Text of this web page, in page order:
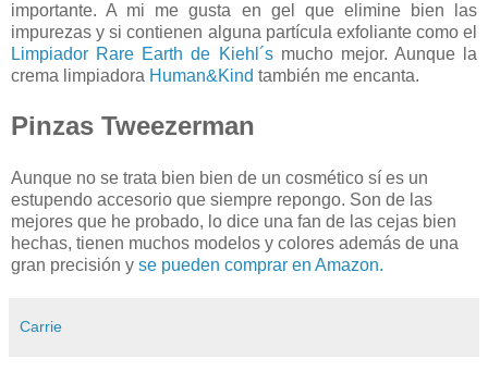
importante. A mi me gusta en gel que elimine bien las
impurezas y si contienen alguna partícula exfoliante como el
Limpiador Rare Earth de Kiehl´smucho mejor. Aunque la
crema limpiadora Human&Kind también me encanta.
Pinzas Tweezerman
Aunque no se trata bien bien de un cosmético sí es un
estupendo accesorio que siempre repongo. Son de las
mejores que he probado, lo dice una fan de las cejas bien
hechas, tienen muchos modelos y colores además de una
gran precisión y se pueden comprar en Amazon.
Carrie